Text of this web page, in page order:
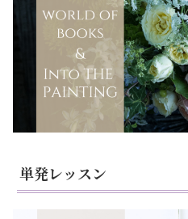
単発レッスン